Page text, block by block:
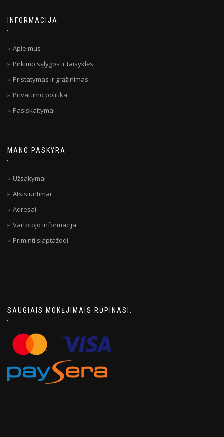
INFORMACIJA
Apie mus
Pirkimo sąlygos ir taisyklės
Pristatymas ir grąžinimas
Privatumo politika
Pasiskaitymai
MANO PASKYRA
Užsakymai
Atsisiuntimai
Adresai
Vartotojo informacija
Priminti slaptažodį
SAUGIAIS MOKĖJIMAIS RŪPINASI: